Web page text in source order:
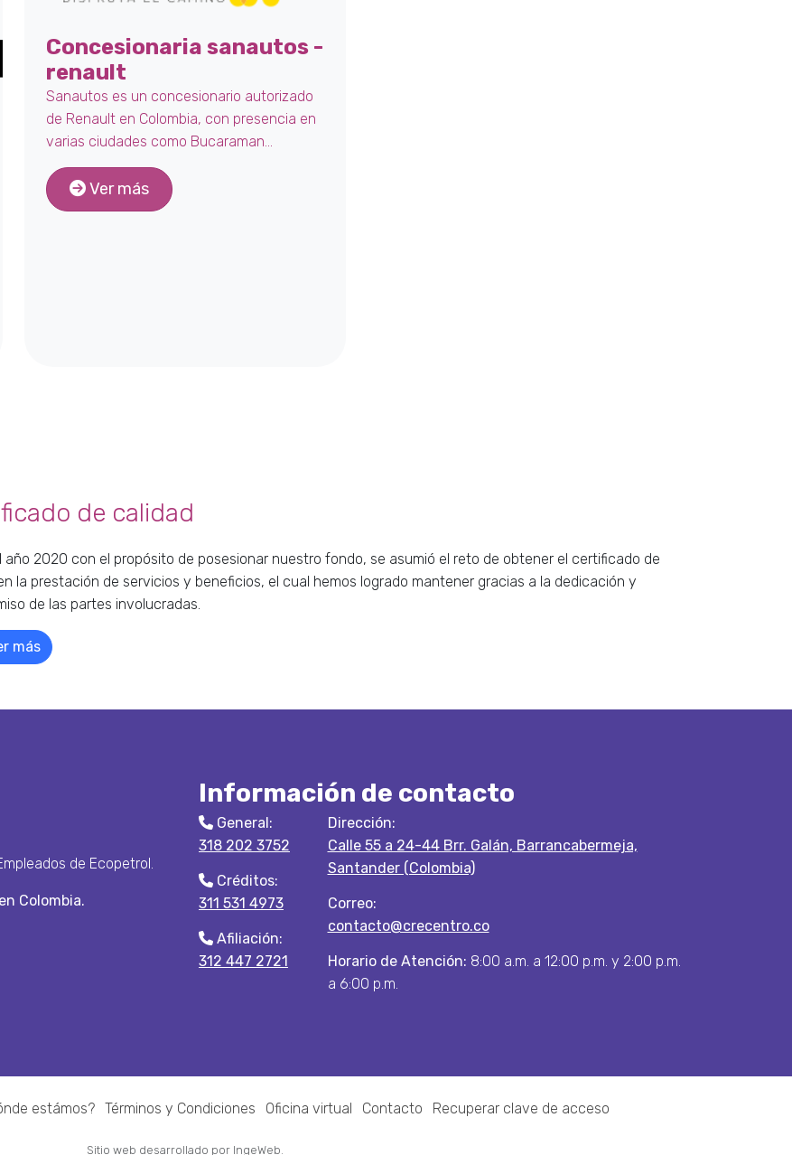
Concesionaria sanautos -
renault
Sanautos es un concesionario autorizado
de Renault en Colombia, con presencia en
varias ciudades como Bucaraman...
Ver más
de calidad
año 2020 con el propósito de posesionar nuestro fondo, se asumió el reto de obtener el certificado de
la prestación de servicios y beneficios, el cual hemos logrado mantener gracias a la dedicación y
de las partes involucradas.
más
de Ecopetrol.
Colombia.
Información de contacto
General:
318 202 3752
Créditos:
311 531 4973
Afiliación:
312 447 2721
Dirección:
Calle 55 a 24-44 Brr. Galán, Barrancabermeja,
Santander (Colombia)
Correo:
contacto@crecentro.co
Horario de Atención: 8:00 a.m. a 12:00 p.m. y 2:00 p.m.
a 6:00 p.m.
estámos? Términos y Condiciones Oficina virtual Contacto Recuperar clave de acceso
Sitio web desarrollado por IngeWeb